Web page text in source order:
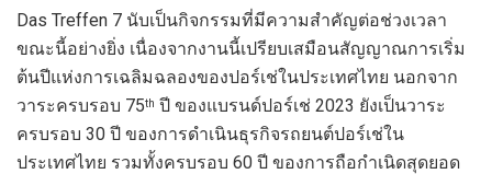
Das Treffen 7 นับเป็นกิจกรรมที่มีความสำคัญต่อช่วงเวลา
ขณะนี้อย่างยิ่ง เนื่องจากงานนี้เปรียบเสมือนสัญญาณการเริ่ม
ต้นปีแห่งการเฉลิมฉลองของปอร์เช่ในประเทศไทย นอกจาก
วาระครบรอบ 75th ปี ของแบรนด์ปอร์เช่ 2023 ยังเป็นวาระ
ครบรอบ 30 ปี ของการดำเนินธุรกิจรถยนต์ปอร์เช่ใน
ประเทศไทย รวมทั้งครบรอบ 60 ปี ของการถือกำเนิดสุดยอด